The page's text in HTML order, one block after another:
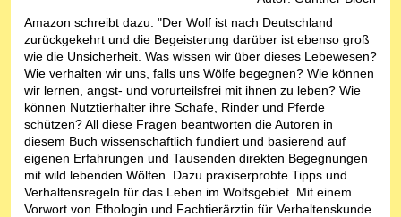
Amazon schreibt dazu: "Der Wolf ist nach Deutschland
zurückgekehrt und die Begeisterung darüber ist ebenso groß
wie die Unsicherheit. Was wissen wir über dieses Lebewesen?
Wie verhalten wir uns, falls uns Wölfe begegnen? Wie können
wir lernen, angst- und vorurteilsfrei mit ihnen zu leben? Wie
können Nutztierhalter ihre Schafe, Rinder und Pferde
schützen? All diese Fragen beantworten die Autoren in
diesem Buch wissenschaftlich fundiert und basierend auf
eigenen Erfahrungen und Tausenden direkten Begegnungen
mit wild lebenden Wölfen. Dazu praxiserprobte Tipps und
Verhaltensregeln für das Leben im Wolfsgebiet. Mit einem
Vorwort von Ethologin und Fachtierärztin für Verhaltenskunde